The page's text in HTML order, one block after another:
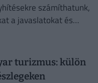
számíthatunk,
a javaslatokat és
turizmus: külön